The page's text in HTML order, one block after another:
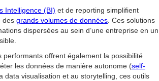
Intelligence (BI) et de reporting simplifient
des grands volumes de données . Ces solutions
dispersées au sein d’une entreprise en un
performants offrent également la possibilité
les données de manière autonome (self-
data visualisation et au storytelling, ces outils